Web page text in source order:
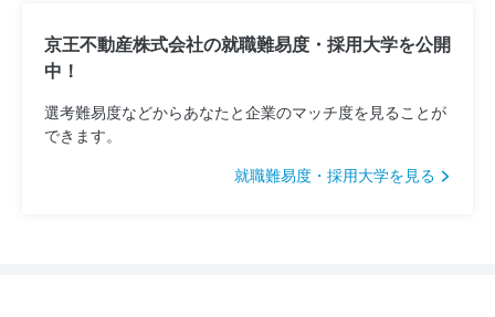
京王不動産株式会社の就職難易度・採用大学を公開
中！
選考難易度などからあなたと企業のマッチ度を見ることが
できます。
就職難易度・採用大学を見る